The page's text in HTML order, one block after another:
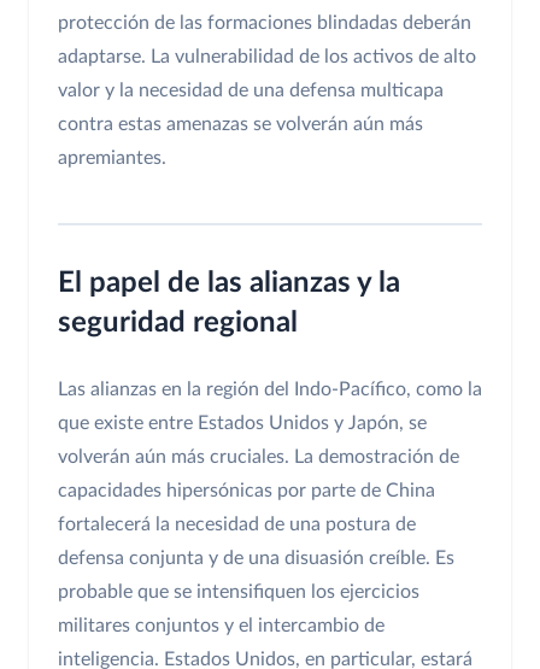
protección de las formaciones blindadas deberán
adaptarse. La vulnerabilidad de los activos de alto
valor y la necesidad de una defensa multicapa
contra estas amenazas se volverán aún más
apremiantes.
El papel de las alianzas y la
seguridad regional
Las alianzas en la región del Indo-Pacífico, como la
que existe entre Estados Unidos y Japón, se
volverán aún más cruciales. La demostración de
capacidades hipersónicas por parte de China
fortalecerá la necesidad de una postura de
defensa conjunta y de una disuasión creíble. Es
probable que se intensifiquen los ejercicios
militares conjuntos y el intercambio de
inteligencia. Estados Unidos, en particular, estará